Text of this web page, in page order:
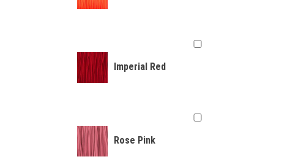
Imperial Red
Rose Pink